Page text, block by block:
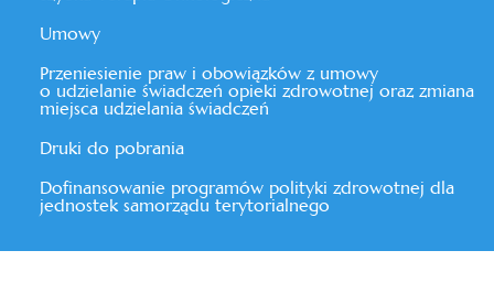
Umowy
Przeniesienie praw i obowiązków z umowy
o udzielanie świadczeń opieki zdrowotnej oraz zmiana
miejsca udzielania świadczeń
Druki do pobrania
Dofinansowanie programów polityki zdrowotnej dla
jednostek samorządu terytorialnego